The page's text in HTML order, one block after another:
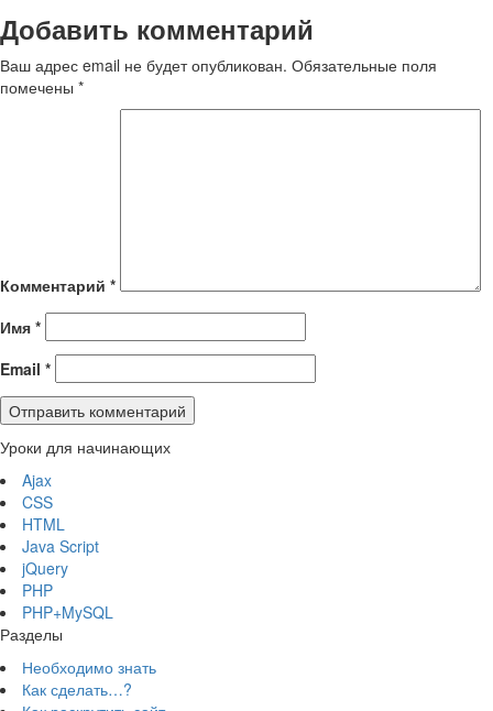
Добавить комментарий
Ваш адрес email не будет опубликован. Обязательные поля
помечены *
Комментарий *
Имя *
Email *
Уроки для начинающих
Ajax
CSS
HTML
Java Script
jQuery
PHP
PHP+MySQL
Разделы
Необходимо знать
Как сделать…?